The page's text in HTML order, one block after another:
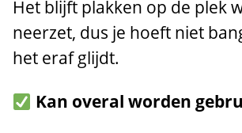
Het blijft plakken op de plek
neerzet, dus je hoeft niet
het eraf glijdt.
Kan overal worden